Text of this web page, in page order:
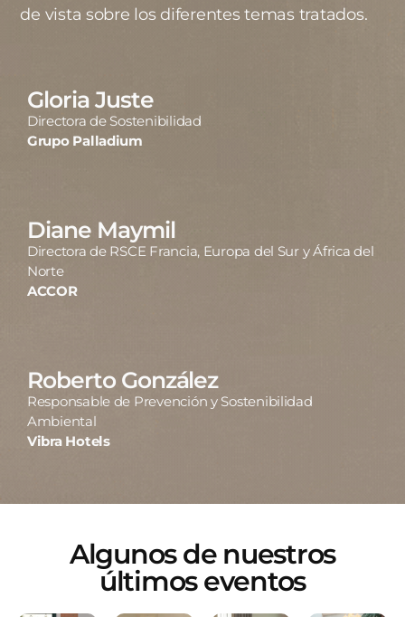
de vista sobre los diferentes temas tratados.
Gloria Juste
Directora de Sostenibilidad
Grupo Palladium
Diane Maymil
Directora de RSCE Francia, Europa del Sur y África del
Norte
ACCOR
Roberto González
Responsable de Prevención y Sostenibilidad
Ambiental
Vibra Hotels
Algunos de nuestros
últimos eventos